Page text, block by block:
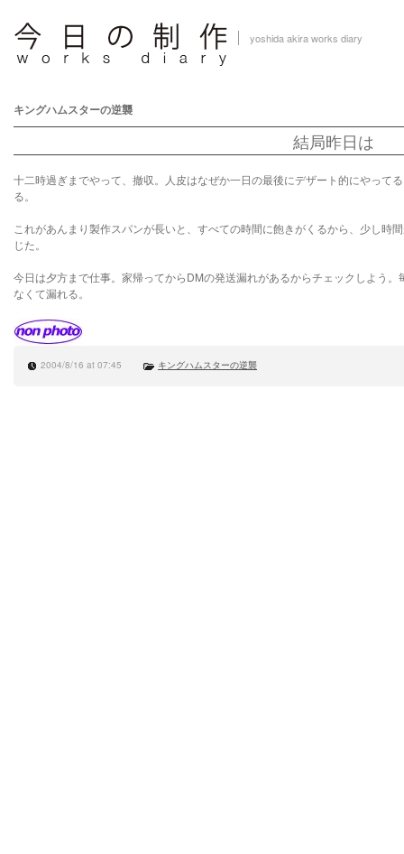
yoshida akira works diary
キングハムスターの逆襲
結局昨日は
十二時過ぎまでやって、撤収。人皮はなぜか一日の最後にデザート的にやって
る。
これがあんまり製作スパンが長いと、すべての時間に飽きがくるから、少し時
じた。
今日は夕方まで仕事。家帰ってからDMの発送漏れがあるからチェックしよう
なくて漏れる。
2004/8/16 at 07:45 キングハムスターの逆襲